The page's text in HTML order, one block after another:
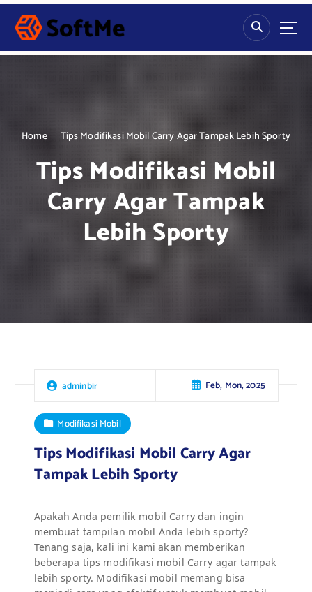
S
p
Home Tips Modifikasi Mobil Carry Agar Tampak Lebih Sporty
Tips Modifikasi Mobil
Carry Agar Tampak
Lebih Sporty
adminbir Feb, Mon, 2025
Modifikasi Mobil
Tips Modifikasi Mobil Carry Agar
Tampak Lebih Sporty
Apakah Anda pemilik mobil Carry dan ingin
membuat tampilan mobil Anda lebih sporty?
Tenang saja, kali ini kami akan memberikan
beberapa tips modifikasi mobil Carry agar tampak
lebih sporty. Modifikasi mobil memang bisa